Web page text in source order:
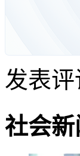
发表评
社会新